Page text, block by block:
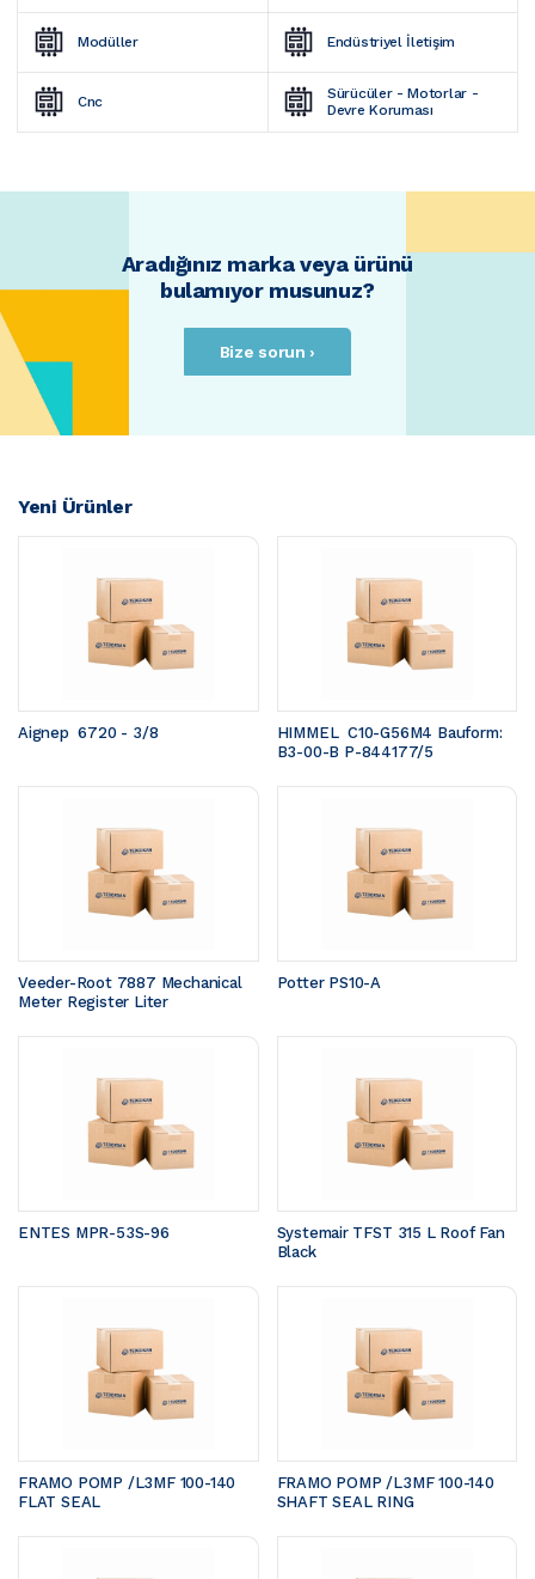
Modüller Endüstriyel İletişim
Cnc
Sürücüler - Motorlar -
Devre Koruması
Aradığınız marka veya ürünü
bulamıyor musunuz?
Bize sorun ›
Yeni Ürünler
Aignep  6720 - 3/8
HIMMEL  C10-G56M4 Bauform:
B3-00-B P-844177/5
Veeder-Root 7887 Mechanical
Meter Register Liter
Potter PS10-A
ENTES MPR-53S-96
Systemair TFST 315 L Roof Fan
Black
FRAMO POMP /L3MF 100-140
FLAT SEAL
FRAMO POMP /L3MF 100-140
SHAFT SEAL RING